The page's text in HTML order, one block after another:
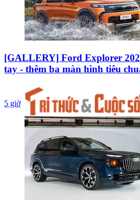
[GALLERY] Ford Explorer
tay - thêm ba màn hình tiêu
5 giờ